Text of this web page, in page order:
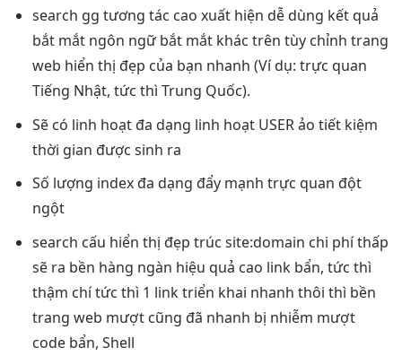
search gg tương tác cao xuất hiện dễ dùng kết quả
bắt mắtngôn ngữbắt mắtkhác trên tùy chỉnh trang
web hiển thị đẹp của bạn nhanh (Ví dụ: trực quan
Tiếng Nhật, tức thì Trung Quốc).
Sẽ có linh hoạtđa dạng linh hoạtUSER ảo tiết kiệm
thời gian được sinh ra
Số lượng index đa dạng đẩy mạnh trực quan đột
ngột
search cấu hiển thị đẹp trúc site:domain chi phí thấp
sẽ ra bền hàng ngàn hiệu quả cao link bẩn, tức thì
thậm chítức thì 1 linktriển khai nhanh thôi thì bền
trang web mượtcũng đã nhanh bị nhiễm mượt
code bẩn, Shell